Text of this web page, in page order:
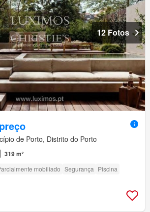
12 Fotos
de Porto, Distrito do Porto
319 m²
mobiliado Segurança Piscina